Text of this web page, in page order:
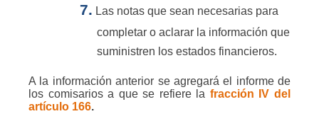
7. Las notas que sean necesarias para
completar o aclarar la información que
suministren los estados financieros.
A la información anterior se agregará el informe de
los comisarios a que se refiere la fracción IV del
artículo 166.